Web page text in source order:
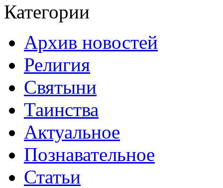
Категории
Архив новостей
Религия
Святыни
Таинства
Актуальное
Познавательное
Статьи